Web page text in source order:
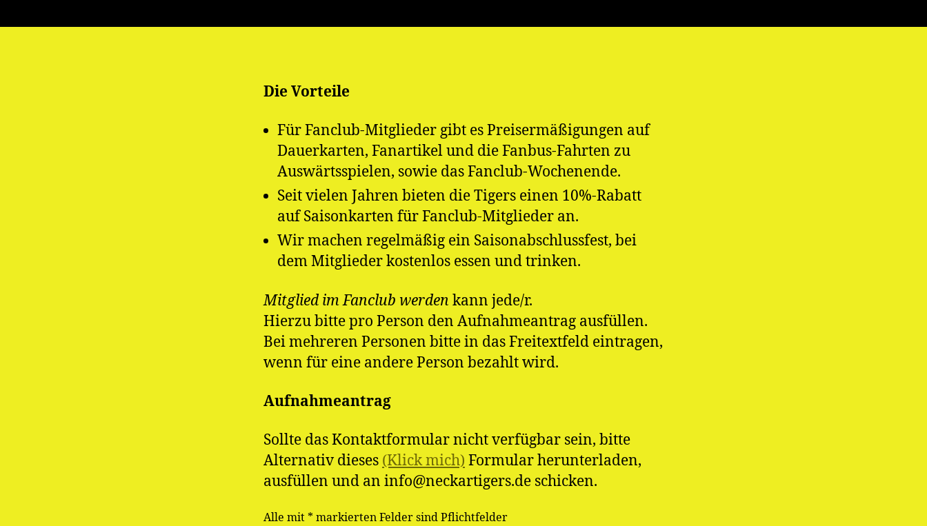
Die Vorteile
Für Fanclub-Mitglieder gibt es Preisermäßigungen auf
Dauerkarten, Fanartikel und die Fanbus-Fahrten zu
Auswärtsspielen, sowie das Fanclub-Wochenende.
Seit vielen Jahren bieten die Tigers einen 10%-Rabatt
auf Saisonkarten für Fanclub-Mitglieder an.
Wir machen regelmäßig ein Saisonabschlussfest, bei
dem Mitglieder kostenlos essen und trinken.
Mitglied im Fanclub werden kann jede/r.
Hierzu bitte pro Person den Aufnahmeantrag ausfüllen.
Bei mehreren Personen bitte in das Freitextfeld eintragen,
wenn für eine andere Person bezahlt wird.
Aufnahmeantrag
Sollte das Kontaktformular nicht verfügbar sein, bitte
Alternativ dieses (Klick mich) Formular herunterladen,
ausfüllen und an info@neckartigers.de schicken.
Alle mit * markierten Felder sind Pflichtfelder